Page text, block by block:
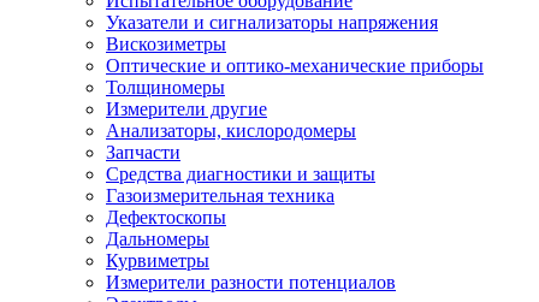
Указатели и сигнализаторы напряжения
Вискозиметры
Оптические и оптико-механические приборы
Толщиномеры
Измерители другие
Анализаторы, кислородомеры
Запчасти
Средства диагностики и защиты
Газоизмерительная техника
Дефектоскопы
Дальномеры
Курвиметры
Измерители разности потенциалов